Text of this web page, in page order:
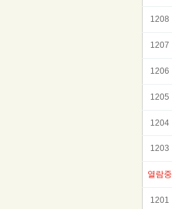
1208
1207
1206
1205
1204
1203
열람중
1201